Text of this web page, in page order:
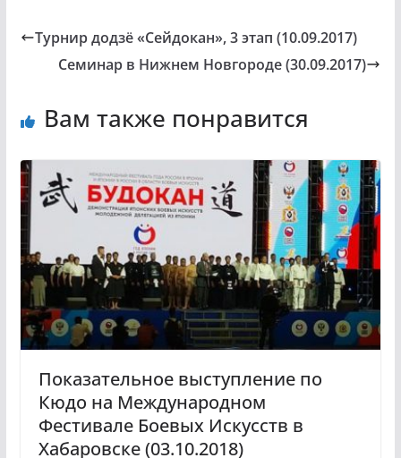
Турнир додзё «Сейдокан», 3 этап (10.09.2017)
Семинар в Нижнем Новгороде (30.09.2017)
Вам также понравится
Показательное выступление по
Кюдо на Международном
Фестивале Боевых Искусств в
Хабаровске (03.10.2018)